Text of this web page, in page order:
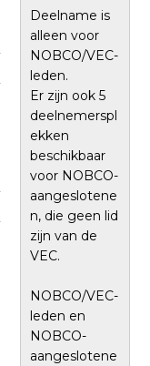
Deelname is
alleen voor
NOBCO/VEC-
leden.
Er zijn ook 5
deelnemerspl
ekken
beschikbaar
voor NOBCO-
aangeslotene
n, die geen lid
zijn van de
VEC.
NOBCO/VEC-
leden en
NOBCO-
aangeslotene